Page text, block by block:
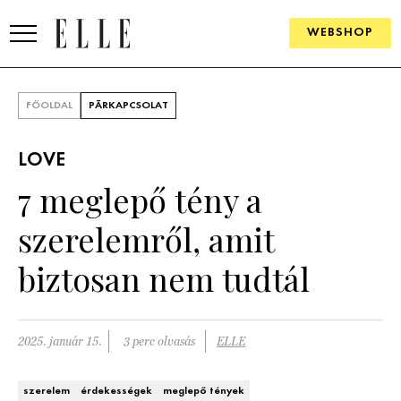
WEBSHOP
SZÉPSÉG
ÉLETMÓD
PÁRKAPCSOLAT
FŐOLDAL PÁRKAPCSOLAT
LOVE
7 meglepő tény a
szerelemről, amit
biztosan nem tudtál
2025. január 15. 3 perc olvasás ELLE
szerelem érdekességek meglepő tények